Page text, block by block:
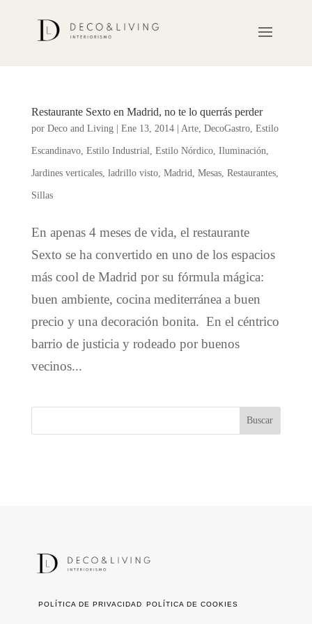
Restaurante Sexto en Madrid, no te lo querrás perder
por Deco and Living| Ene 13, 2014| Arte, DecoGastro, Estilo
Escandinavo, Estilo Industrial Estilo Nórdico, Iluminación
Jardines verticales, ladrillo visto, Madrid Mesas, Restaurantes,
Sillas
En apenas 4 meses de vida, el restaurante
Sexto se ha convertido en uno de los espacios
más cool de Madrid por su fórmula mágica:
buen ambiente, cocina mediterránea a buen
precio y una decoración bonita. En el céntrico
barrio de justicia y rodeado por buenos
vecinos...
POLÍTICA DE PRIVACIDAD POLÍTICA DE COOKIES